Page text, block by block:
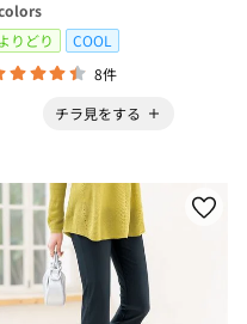
りどり
COOL
8件
チラ見をする